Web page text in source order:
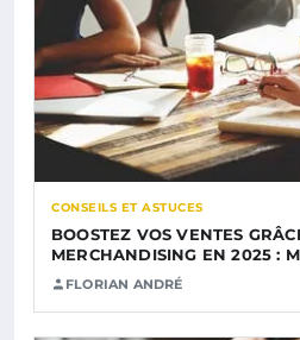
CONSEILS ET ASTUCES
BOOSTEZ VOS VENTES
MERCHANDISING EN 2025 :
FLORIAN ANDRÉ